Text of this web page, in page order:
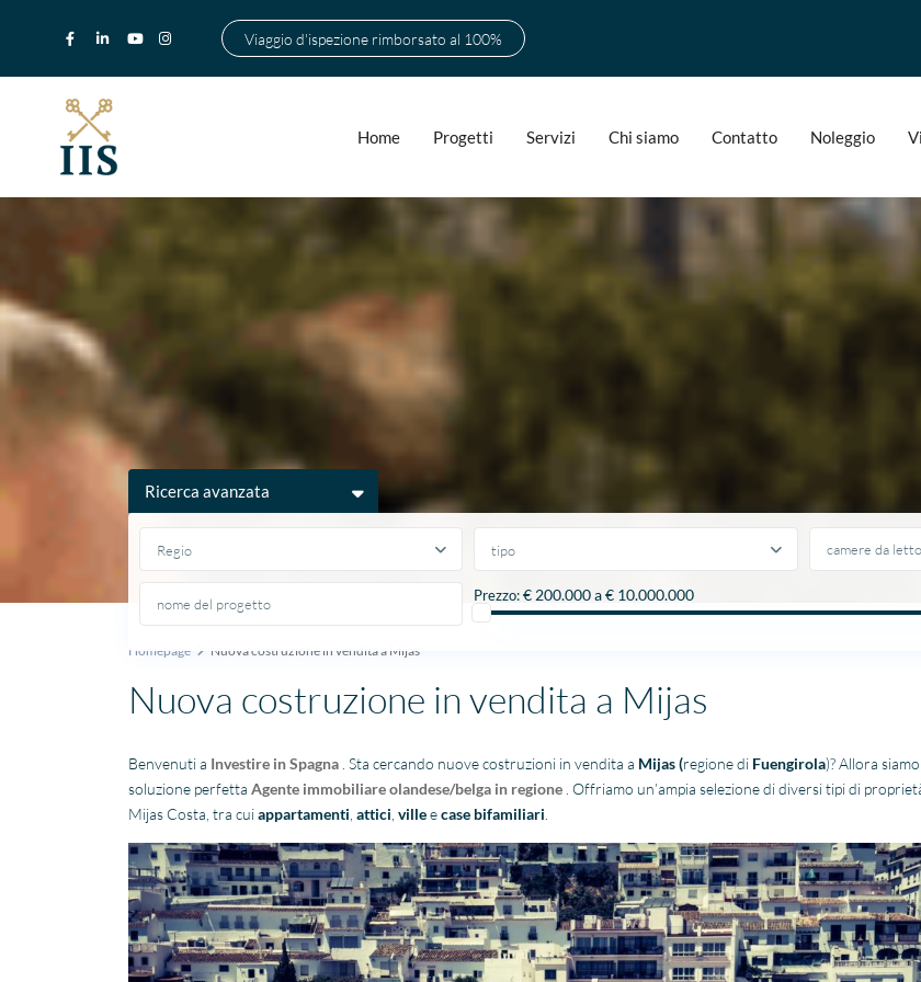
Viaggio d'ispezione rimborsato al 100%
Home Progetti Servizi Chi siamo Contatto Noleggio
Ricerca avanzata
Regio tipo
Prezzo: € 200.000 a € 10.000.000
Homepage Nuova costruzione in vendita a Mijas
Nuova costruzione in vendita a Mijas
Benvenuti a Investire in Spagna . Sta cercando nuove costruzioni in vendita a Mijas(regione di Fuengirola)? Allora
soluzione perfetta Agente immobiliare olandese/belga in regione . Offriamo un’ampia selezione di diversi tipi di
Mijas Costa, tra cuiappartamenti attici villeecase bifamiliari